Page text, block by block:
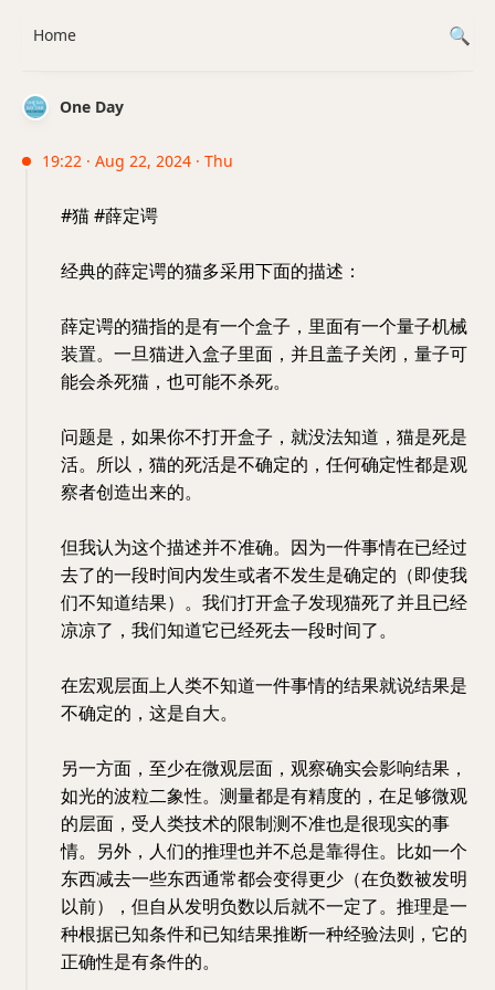
One Day
19:22 · Aug 22, 2024 · Thu
#猫 #薛定谔
经典的薛定谔的猫多采用下面的描述：
薛定谔的猫指的是有一个盒子，里面有一个量子机械
装置。一旦猫进入盒子里面，并且盖子关闭，量子可
能会杀死猫，也可能不杀死。
问题是，如果你不打开盒子，就没法知道，猫是死是
活。所以，猫的死活是不确定的，任何确定性都是观
察者创造出来的。
但我认为这个描述并不准确。因为一件事情在已经过
去了的一段时间内发生或者不发生是确定的（即使我
们不知道结果）。我们打开盒子发现猫死了并且已经
凉凉了，我们知道它已经死去一段时间了。
在宏观层面上人类不知道一件事情的结果就说结果是
不确定的，这是自大。
另一方面，至少在微观层面，观察确实会影响结果，
如光的波粒二象性。测量都是有精度的，在足够微观
的层面，受人类技术的限制测不准也是很现实的事
情。另外，人们的推理也并不总是靠得住。比如一个
东西减去一些东西通常都会变得更少（在负数被发明
以前），但自从发明负数以后就不一定了。推理是一
种根据已知条件和已知结果推断一种经验法则，它的
正确性是有条件的。
Home